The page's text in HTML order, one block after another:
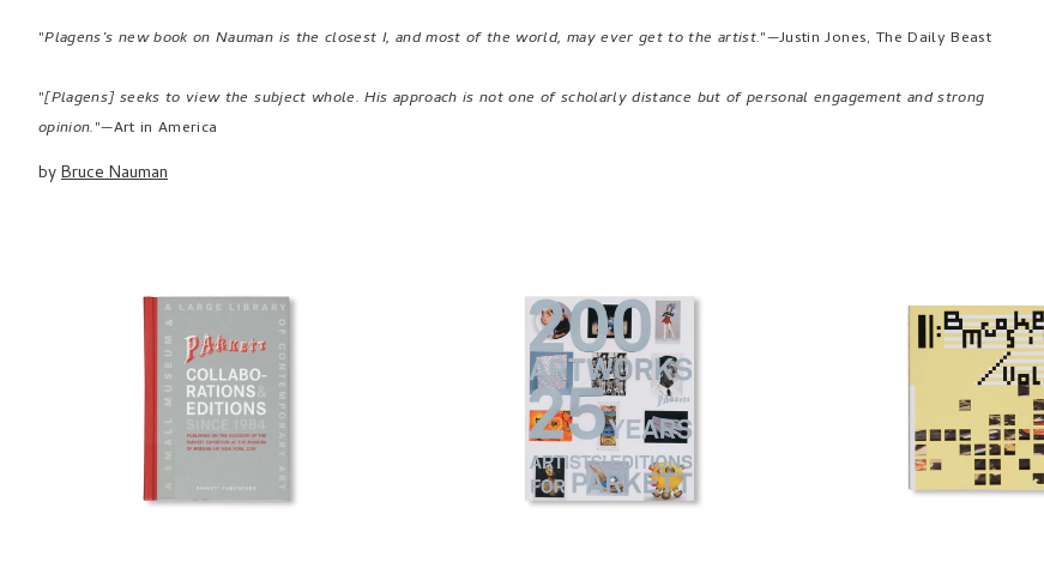
"Plagens’s new book on Nauman is the closest I, and most of the world, may ever get to the artist."—Justin Jones, The Daily Beast
"[Plagens] seeks to view the subject whole. His approach is not one of scholarly distance but of personal engagement and strong
opinion."—Art in America
byBruce Nauman